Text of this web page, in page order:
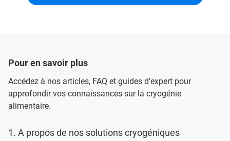
Pour en savoir plus
Accédez à nos articles, FAQ et guides d’expert pour
approfondir vos connaissances sur la cryogénie
alimentaire.
1. A propos de nos solutions cryogéniques